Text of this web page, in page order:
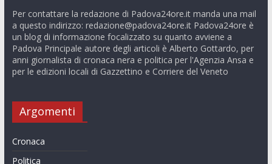
Per contattare la redazione di Padova24ore.it manda una mail
a questo indirizzo: redazione@padova24ore.itPadova24ore è
un blog di informazione focalizzato su quanto avviene a
Padova Principale autore degli articoli è Alberto Gottardo, per
anni giornalista di cronaca nera e politica per l'Agenzia Ansa e
per le edizioni locali di Gazzettino e Corriere del Veneto
Argomenti
Cronaca
Politica